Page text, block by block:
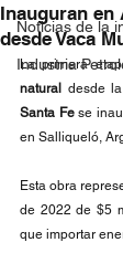
Noticias de la
Industria
Inauguran en
desde Vaca
La primera
natural
desde
Santa Fe se
en Salliqueló,
Esta obra
de 2022 de $5
que importar